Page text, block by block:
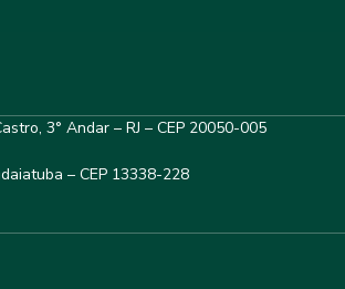
3° Andar – RJ – CEP 20050-005
– CEP 13338-228